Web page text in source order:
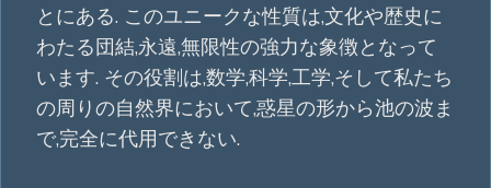
とにある. このユニークな性質は,文化や歴史に
わたる団結,永遠,無限性の強力な象徴となって
います. その役割は,数学,科学,工学,そして私たち
の周りの自然界において,惑星の形から池の波ま
で,完全に代用できない.